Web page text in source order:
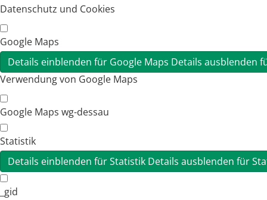
Datenschutz und Cookies
Google Maps
Details einblenden für Google Maps Details ausblenden
Verwendung von Google Maps
Google Maps wg-dessau
Statistik
Details einblenden für Statistik Details ausblenden für
_gid